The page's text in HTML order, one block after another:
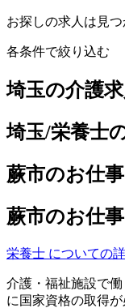
お探しの求人は見
各条件で絞り込む
埼玉の介護
埼玉/栄養士
蕨市のお仕
蕨市のお仕
栄養士 についての
介護・福祉施設で
に国家資格の取得